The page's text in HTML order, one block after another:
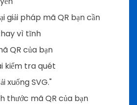
giải pháp mã QR bạn cần
vì tĩnh
QR của bạn
kiểm tra quét
xuống SVG."
thước mã QR của bạn